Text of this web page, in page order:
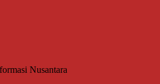
Nusantara